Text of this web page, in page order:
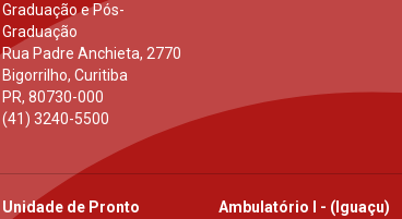
Graduação e Pós-
Graduação
Rua Padre Anchieta, 2770
Bigorrilho, Curitiba
PR, 80730-000
(41) 3240-5500
Unidade de Pronto
Ambulatório I - (Iguaçu)